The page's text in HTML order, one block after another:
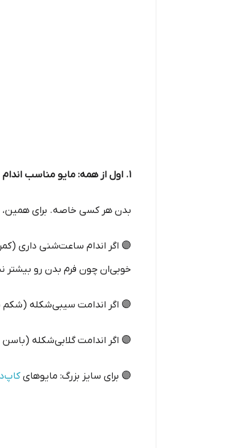
۱. اول از همه: مایو مناسب اندام خودت رو بشناس
بدن هر کسی خاصه. برای همین،
🟣 اگر اندام ساعت‌شنی داری
خوبی‌ان چون فرم بدن رو
🟣 اگر اندامت سیبی‌شکله (شکم
🟣 اگر اندامت گلابی‌شکله (باسن
🟣 برای سایز بزرگ: مایوهای